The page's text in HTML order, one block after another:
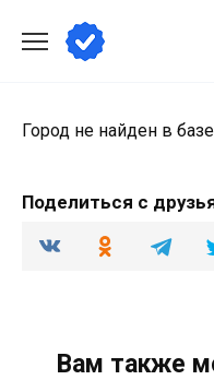
содержанию
Город не найден в
Поделиться с
Вам также